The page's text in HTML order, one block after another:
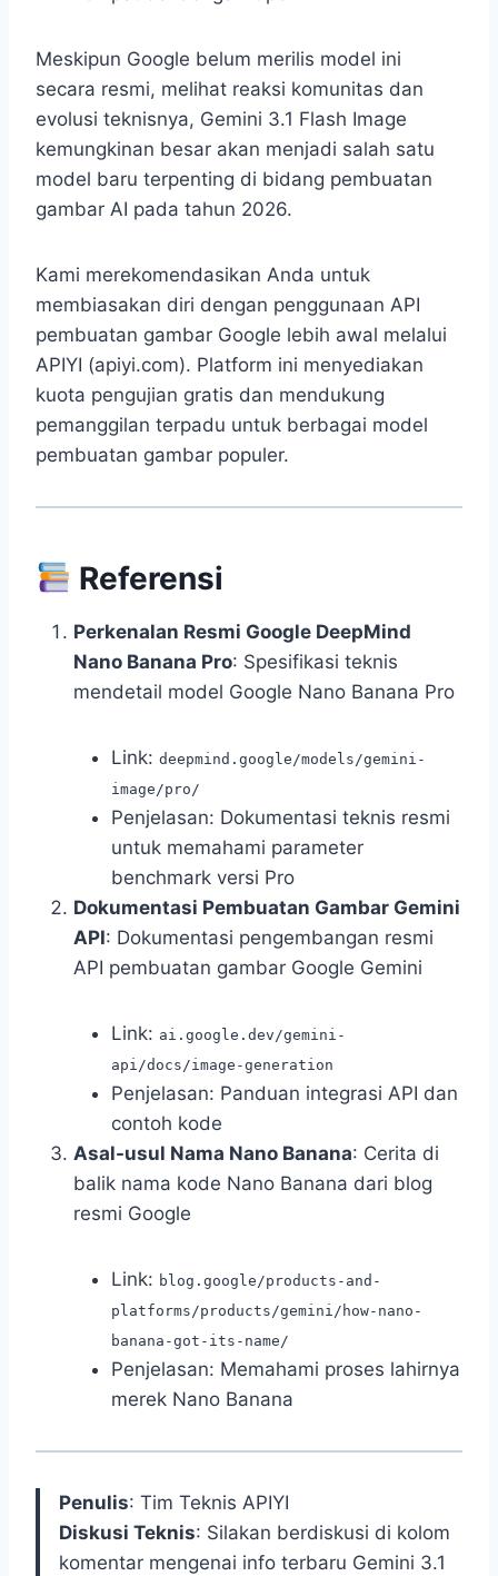
Meskipun Google belum merilis model ini
secara resmi, melihat reaksi komunitas dan
evolusi teknisnya, Gemini 3.1 Flash Image
kemungkinan besar akan menjadi salah satu
model baru terpenting di bidang pembuatan
gambar AI pada tahun 2026.
Kami merekomendasikan Anda untuk
membiasakan diri dengan penggunaan API
pembuatan gambar Google lebih awal melalui
APIYI (apiyi.com). Platform ini menyediakan
kuota pengujian gratis dan mendukung
pemanggilan terpadu untuk berbagai model
pembuatan gambar populer.
Referensi
Perkenalan Resmi Google DeepMind
Nano Banana Pro: Spesifikasi teknis
mendetail model Google Nano Banana Pro
Link: deepmind.google/models/gemini-
image/pro/
Penjelasan: Dokumentasi teknis resmi
untuk memahami parameter
benchmark versi Pro
Dokumentasi Pembuatan Gambar Gemini
API: Dokumentasi pengembangan resmi
API pembuatan gambar Google Gemini
Link: ai.google.dev/gemini-
api/docs/image-generation
Penjelasan: Panduan integrasi API dan
contoh kode
Asal-usul Nama Nano Banana: Cerita di
balik nama kode Nano Banana dari blog
resmi Google
Link: blog.google/products-and-
platforms/products/gemini/how-nano-
banana-got-its-name/
Penjelasan: Memahami proses lahirnya
merek Nano Banana
Penulis: Tim Teknis APIYI
Diskusi Teknis: Silakan berdiskusi di kolom
komentar mengenai info terbaru Gemini 3.1